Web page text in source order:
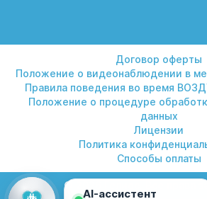
Договор оферты
Положение о видеонаблюдении в
Правила поведения во время
Положение о процедуре
данных
Лицензии
Политика
Способы оплаты
© 2026 Гелиос. Все права
AI-ассистент